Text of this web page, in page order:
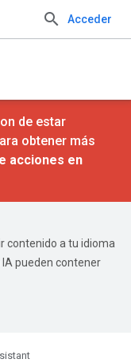
Acceder
de estar
obtener más
acciones en
contenido a tu idioma
pueden contener